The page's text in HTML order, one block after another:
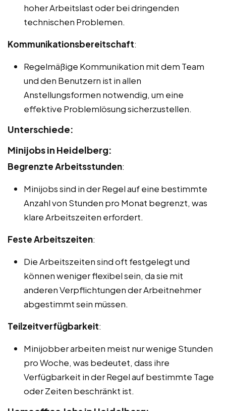
hoher Arbeitslast oder bei dringenden
technischen Problemen.
Kommunikationsbereitschaft:
Regelmäßige Kommunikation mit dem Team
und den Benutzern ist in allen
Anstellungsformen notwendig, um eine
effektive Problemlösung sicherzustellen.
Unterschiede:
Minijobs in Heidelberg:
Begrenzte Arbeitsstunden:
Minijobs sind in der Regel auf eine bestimmte
Anzahl von Stunden pro Monat begrenzt, was
klare Arbeitszeiten erfordert.
Feste Arbeitszeiten:
Die Arbeitszeiten sind oft festgelegt und
können weniger flexibel sein, da sie mit
anderen Verpflichtungen der Arbeitnehmer
abgestimmt sein müssen.
Teilzeitverfügbarkeit:
Minijobber arbeiten meist nur wenige Stunden
pro Woche, was bedeutet, dass ihre
Verfügbarkeit in der Regel auf bestimmte Tage
oder Zeiten beschränkt ist.